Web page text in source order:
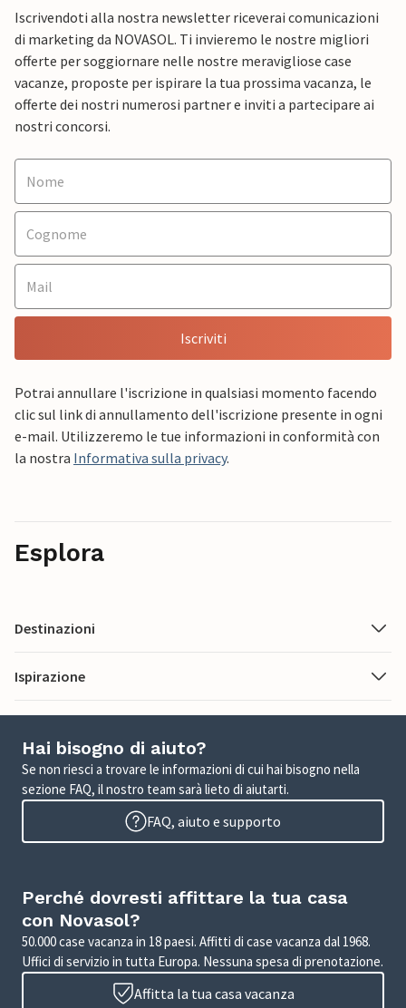
Iscrivendoti alla nostra newsletter riceverai comunicazioni
di marketing da NOVASOL. Ti invieremo le nostre migliori
offerte per soggiornare nelle nostre meravigliose case
vacanze, proposte per ispirare la tua prossima vacanza, le
offerte dei nostri numerosi partner e inviti a partecipare ai
nostri concorsi.
Iscriviti
Potrai annullare l'iscrizione in qualsiasi momento facendo
clic sul link di annullamento dell'iscrizione presente in ogni
e-mail. Utilizzeremo le tue informazioni in conformità con
la nostra Informativa sulla privacy.
Esplora
Destinazioni
Ispirazione
Hai bisogno di aiuto?
Se non riesci a trovare le informazioni di cui hai bisogno nella
sezione FAQ, il nostro team sarà lieto di aiutarti.
FAQ, aiuto e supporto
Perché dovresti affittare la tua casa
con Novasol?
50.000 case vacanza in 18 paesi. Affitti di case vacanza dal 1968.
Uffici di servizio in tutta Europa. Nessuna spesa di prenotazione.
Affitta la tua casa vacanza